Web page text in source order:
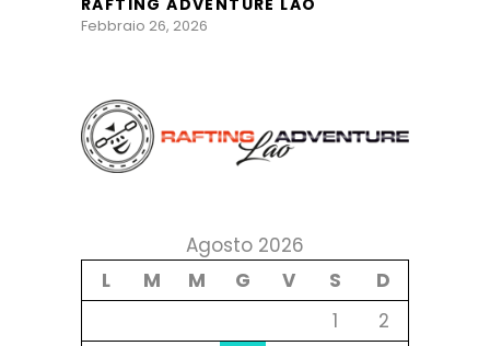
RAFTING ADVENTURE LAO
Febbraio 26, 2026
Agosto 2026
L
M M G V S
D
1
2